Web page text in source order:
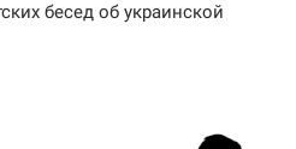
бесед об украинской